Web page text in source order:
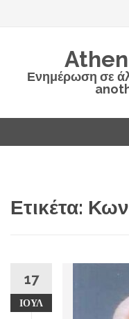
Ενημέρωση σε
Ετικέτα: Κων
17
ΙΟΎΛ